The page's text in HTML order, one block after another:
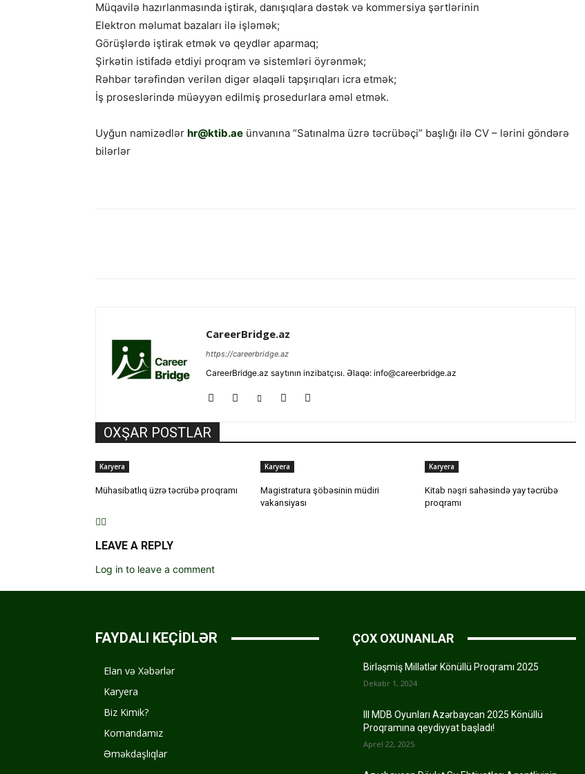
Müqavilə hazırlanmasında iştirak, danışıqlara dəstək və kommersiya şərtlərinin
Elektron məlumat bazaları ilə işləmək;
Görüşlərdə iştirak etmək və qeydlər aparmaq;
Şirkətin istifadə etdiyi proqram və sistemləri öyrənmək;
Rəhbər tərəfindən verilən digər əlaqəli tapşırıqları icra etmək;
İş proseslərində müəyyən edilmiş prosedurlara əməl etmək.
Uyğun namizədlər hr@ktib.ae ünvanına “Satınalma üzrə təcrübəçi” başlığı ilə CV – lərini göndərə
bilərlər
CareerBridge.az
https://careerbridge.az
CareerBridge.az saytının inzibatçısı. Əlaqə: info@careerbridge.az
OXŞAR POSTLAR
Karyera
Mühasibatlıq üzrə təcrübə proqramı
Karyera
Magistratura şöbəsinin müdiri
vakansiyası
Karyera
Kitab nəşri sahəsində yay təcrübə
proqramı
LEAVE A REPLY
Log in to leave a comment
FAYDALI KEÇİDLƏR
Elan və Xəbərlər
Karyera
Biz Kimik?
Komandamız
Əməkdaşlıqlar
ÇOX OXUNANLAR
Birləşmiş Millətlər Könüllü Proqramı 2025
Dekabr 1, 2024
III MDB Oyunları Azərbaycan 2025 Könüllü
Proqramına qeydiyyat başladı!
Aprel 22, 2025